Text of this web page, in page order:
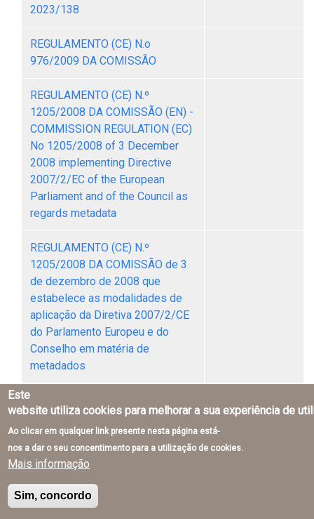
2023/138
REGULAMENTO (CE) N.o
976/2009 DA COMISSÃO
REGULAMENTO (CE) N.º
1205/2008 DA COMISSÃO (EN) -
COMMISSION REGULATION (EC)
No 1205/2008 of 3 December
2008 implementing Directive
2007/2/EC of the European
Parliament and of the Council as
regards metadata
REGULAMENTO (CE) N.º
1205/2008 DA COMISSÃO de 3
de dezembro de 2008 que
estabelece as modalidades de
aplicação da Diretiva 2007/2/CE
do Parlamento Europeu e do
Conselho em matéria de
metadados
para JSON
Registo nacional e federação de
registos INSPIRE
Registo Nacional de Dados
Este
website utiliza cookies para melhorar a sua experiência de
Ao clicar em qualquer link presente nesta página está-
nos a dar o seu concentimento para a utilização de cookies.
Mais informação
Sim, concordo